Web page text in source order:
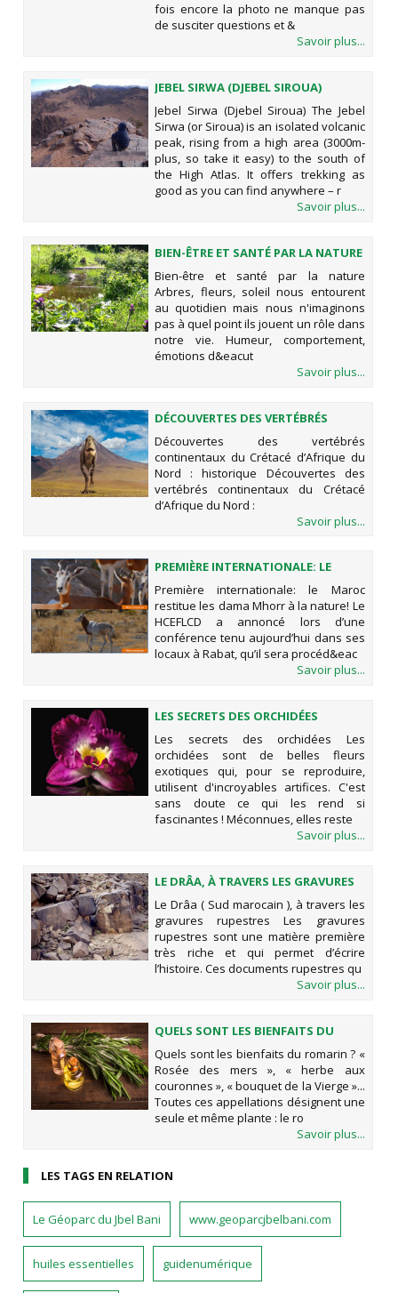
fois encore la photo ne manque pas
de susciter questions et &
Savoir plus...
JEBEL SIRWA (DJEBEL SIROUA)
Jebel Sirwa (Djebel Siroua) The Jebel
Sirwa (or Siroua) is an isolated volcanic
peak, rising from a high area (3000m-
plus, so take it easy) to the south of
the High Atlas. It offers trekking as
good as you can find anywhere – r
Savoir plus...
BIEN-ÊTRE ET SANTÉ PAR LA NATURE
Bien-être et santé par la nature
Arbres, fleurs, soleil nous entourent
au quotidien mais nous n'imaginons
pas à quel point ils jouent un rôle dans
notre vie. Humeur, comportement,
émotions d&eacut
Savoir plus...
DÉCOUVERTES DES VERTÉBRÉS
CONTINENTAUX DU CRÉTACÉ
D’AFRIQUE DU NORD : HISTORIQUE
Découvertes des vertébrés
continentaux du Crétacé d’Afrique du
Nord : historique Découvertes des
vertébrés continentaux du Crétacé
d’Afrique du Nord :
Savoir plus...
PREMIÈRE INTERNATIONALE: LE
MAROC RESTITUE LES DAMA MHORR
À LA NATURE!
Première internationale: le Maroc
restitue les dama Mhorr à la nature! Le
HCEFLCD a annoncé lors d’une
conférence tenu aujourd’hui dans ses
locaux à Rabat, qu’il sera procéd&eac
Savoir plus...
LES SECRETS DES ORCHIDÉES
Les secrets des orchidées Les
orchidées sont de belles fleurs
exotiques qui, pour se reproduire,
utilisent d'incroyables artifices. C'est
sans doute ce qui les rend si
fascinantes ! Méconnues, elles reste
Savoir plus...
LE DRÂA, À TRAVERS LES GRAVURES
RUPESTRES
Le Drâa ( Sud marocain ), à travers les
gravures rupestres Les gravures
rupestres sont une matière première
très riche et qui permet d’écrire
l’histoire. Ces documents rupestres qu
Savoir plus...
QUELS SONT LES BIENFAITS DU
ROMARIN ?
Quels sont les bienfaits du romarin ? «
Rosée des mers », « herbe aux
couronnes », « bouquet de la Vierge »...
Toutes ces appellations désignent une
seule et même plante : le ro
Savoir plus...
LES TAGS EN RELATION
Le Géoparc du Jbel Bani www.geoparcjbelbani.com
huiles essentielles guidenumérique